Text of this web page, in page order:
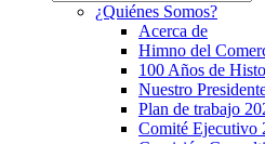
¿Quiénes Somos?
Acerca de
Himno del
100 Años de
Nuestro
Plan de trabajo
Comité Ejecutivo